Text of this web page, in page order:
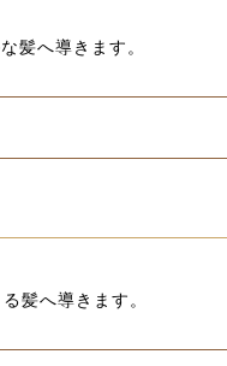
髪へ導きます。
髪へ導きます。